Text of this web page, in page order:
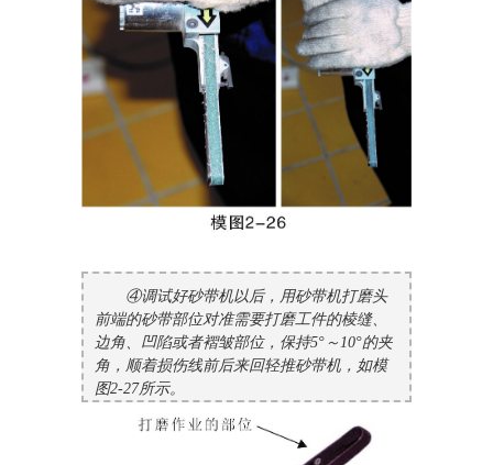
④调试好砂带机以后，用砂带机打磨头
前端的砂带部位对准需要打磨工件的棱缝、
边角、凹陷或者褶皱部位，保持5°～10°的夹
角，顺着损伤线前后来回轻推砂带机，如模
图2-27所示。